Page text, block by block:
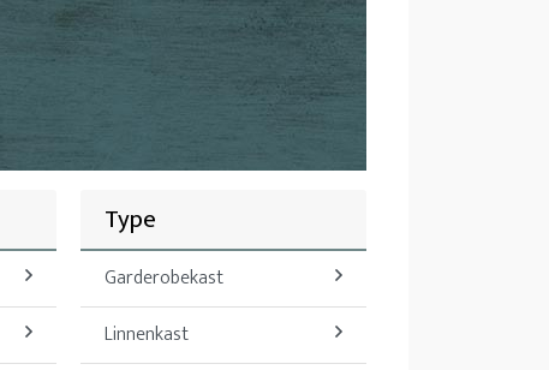
Type
Garderobekast
Linnenkast